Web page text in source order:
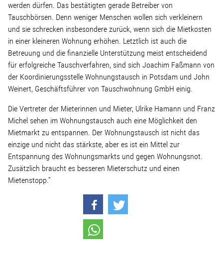
Kontakt
Team
Transparenz
Mediathek
Über mich
Lebenslauf
Das Buch
werden dürfen. Das bestätigten gerade Betreiber von
Tauschbörsen. Denn weniger Menschen wollen sich verkleinern
und sie schrecken insbesondere zurück, wenn sich die Mietkosten
in einer kleineren Wohnung erhöhen. Letztlich ist auch die
Betreuung und die finanzielle Unterstützung meist entscheidend
für erfolgreiche Tauschverfahren, sind sich Joachim Faßmann von
der Koordinierungsstelle Wohnungstausch in Potsdam und John
Weinert, Geschäftsführer von Tauschwohnung GmbH einig.
Die Vertreter der Mieterinnen und Mieter, Ulrike Hamann und Franz
Michel sehen im Wohnungstausch auch eine Möglichkeit den
Mietmarkt zu entspannen. Der Wohnungstausch ist nicht das
einzige und nicht das stärkste, aber es ist ein Mittel zur
Entspannung des Wohnungsmarkts und gegen Wohnungsnot.
Zusätzlich braucht es besseren Mieterschutz und einen
Mietenstopp.“